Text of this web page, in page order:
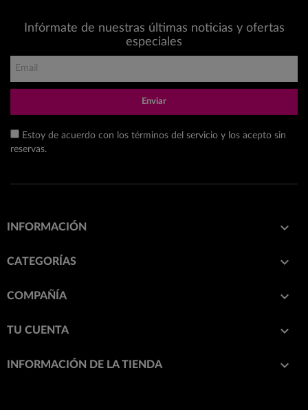
Infórmate de nuestras últimas noticias y ofertas
especiales
Enviar
Estoy de acuerdo con los términos del servicio y los acepto sin
reservas.
INFORMACIÓN 
CATEGORÍAS 
COMPAÑÍA 
TU CUENTA 
INFORMACIÓN DE LA TIENDA keyboard_arrow_down